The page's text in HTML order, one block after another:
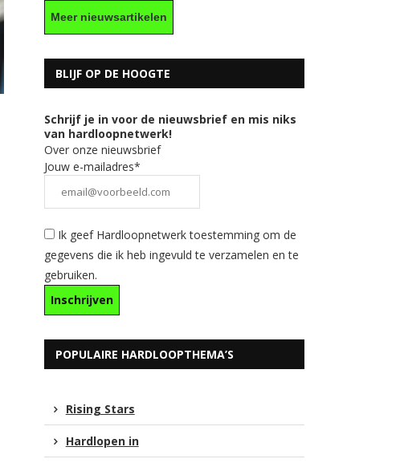
Meer nieuwsartikelen
BLIJF OP DE HOOGTE
Schrijf je in voor de nieuwsbrief en mis niks
van hardloopnetwerk!
Over onze nieuwsbrief
Jouw e-mailadres*
Ik geef Hardloopnetwerk toestemming om de
gegevens die ik heb ingevuld te verzamelen en te
gebruiken.
POPULAIRE HARDLOOPTHEMA’S
Rising Stars
Hardlopen in